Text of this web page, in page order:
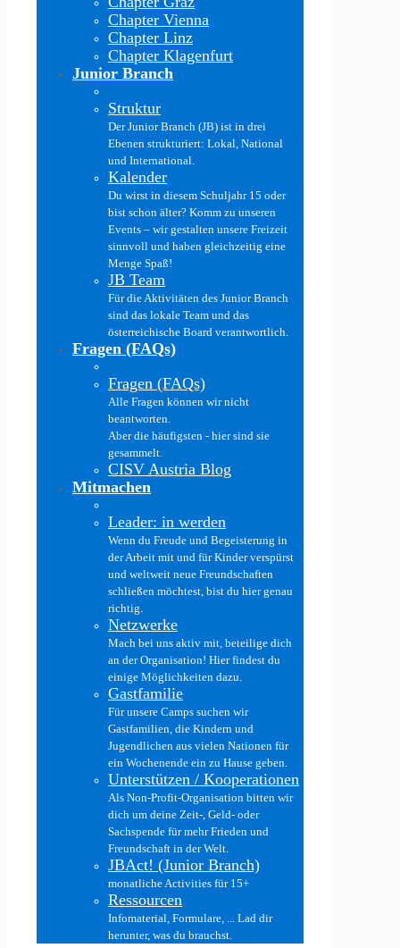
Chapter Vienna
Chapter Linz
Chapter Klagenfurt
Junior Branch
Struktur
Der Junior Branch (JB) ist in drei
Ebenen strukturiert: Lokal, National
und International.
Kalender
Du wirst in diesem Schuljahr 15 oder
bist schon älter? Komm zu unseren
Events – wir gestalten unsere Freizeit
sinnvoll und haben gleichzeitig eine
Menge Spaß!
JB Team
Für die Aktivitäten des Junior Branch
sind das lokale Team und das
österreichische Board verantwortlich.
Fragen (FAQs)
Fragen (FAQs)
Alle Fragen können wir nicht
beantworten.
Aber die häufigsten - hier sind sie
gesammelt.
CISV Austria Blog
Mitmachen
Leader: in werden
Wenn du Freude und Begeisterung in
der Arbeit mit und für Kinder verspürst
und weltweit neue Freundschaften
schließen möchtest, bist du hier genau
richtig.
Netzwerke
Mach bei uns aktiv mit, beteilige dich
an der Organisation! Hier findest du
einige Möglichkeiten dazu.
Gastfamilie
Für unsere Camps suchen wir
Gastfamilien, die Kindern und
Jugendlichen aus vielen Nationen für
ein Wochenende ein zu Hause geben.
Unterstützen / Kooperationen
Als Non-Profit-Organisation bitten wir
dich um deine Zeit-, Geld- oder
Sachspende für mehr Frieden und
Freundschaft in der Welt.
JBAct! (Junior Branch)
monatliche Activities für 15+
Ressourcen
Infomaterial, Formulare, ... Lad dir
herunter, was du brauchst.